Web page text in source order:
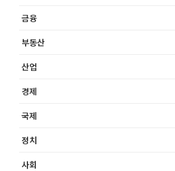
금융
부동산
산업
경제
국제
정치
사회